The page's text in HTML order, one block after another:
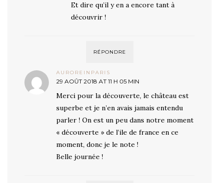
Et dire qu’il y en a encore tant à
découvrir !
RÉPONDRE
AUROREINPARIS
29 AOÛT 2018 AT 11 H 05 MIN
Merci pour la découverte, le château est
superbe et je n’en avais jamais entendu
parler ! On est un peu dans notre moment
« découverte » de l’ile de france en ce
moment, donc je le note !
Belle journée !